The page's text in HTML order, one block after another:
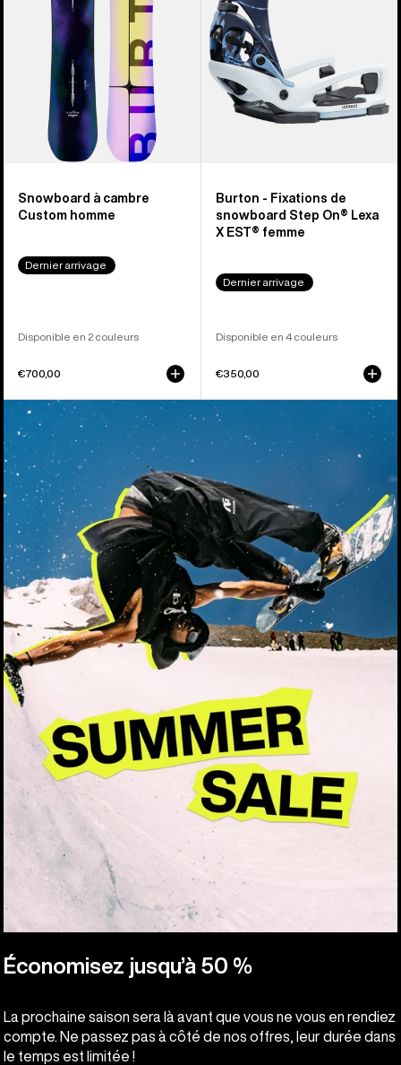
Snowboard à cambre
Custom homme
Dernier arrivage
Disponible en 2 couleurs
€700,00
Économisez jusqu’à 50 %
La prochaine saison sera là avant que vous ne vous en rendiez
compte. Ne passez pas à côté de nos offres, leur durée dans
le temps est limitée !
Step
On®
Lexa
EST®
Burton - Fixations de
snowboard Step On® Lexa
X EST® femme
Dernier arrivage
Disponible en 4 couleurs
€350,00